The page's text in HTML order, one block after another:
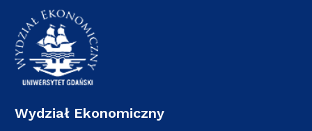
Wydział Ekonomiczny